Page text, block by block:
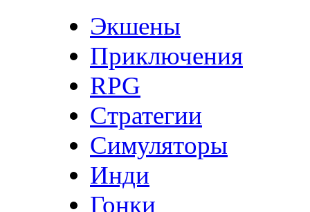
Экшены
Приключения
RPG
Стратегии
Симуляторы
Инди
Гонки